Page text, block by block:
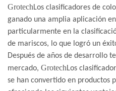
GrotechLos clasificadores de
ganado una amplia aplicación
particularmente en la
de mariscos, lo que logró un
Después de años de desarrollo
mercado, GrotechLos
se han convertido en productos